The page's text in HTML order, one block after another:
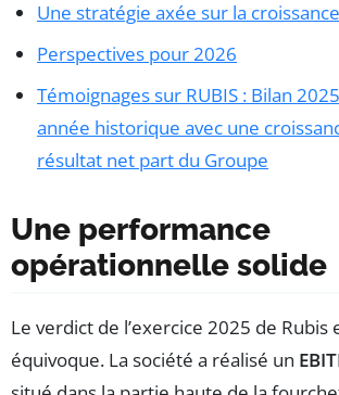
Une stratégie axée sur la
Perspectives pour 2026
Témoignages sur RUBIS : Bilan
année historique avec une
résultat net part du Groupe
Une performance
opérationnelle solide
Le verdict de l’exercice 2025 de Rubis
équivoque. La société a réalisé un